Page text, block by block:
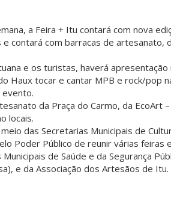
a Feira + Itu contará com nova
contará com barracas de
e os turistas, haverá
Haux tocar e cantar MPB e rock/pop
da Praça do Carmo, da EcoArt
locais.
das Secretarias Municipais de
Poder Público de reunir várias
de Saúde e da Segurança
e da Associação dos Artesãos de Itu.